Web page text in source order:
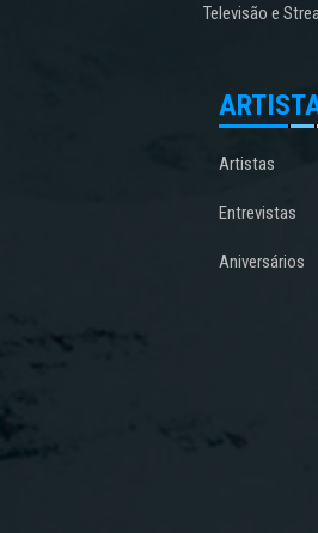
Televisão e
Artistas
Entrevistas
Aniversários